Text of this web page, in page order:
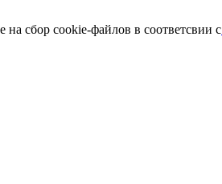
сбор cookie-файлов в соответсвии с